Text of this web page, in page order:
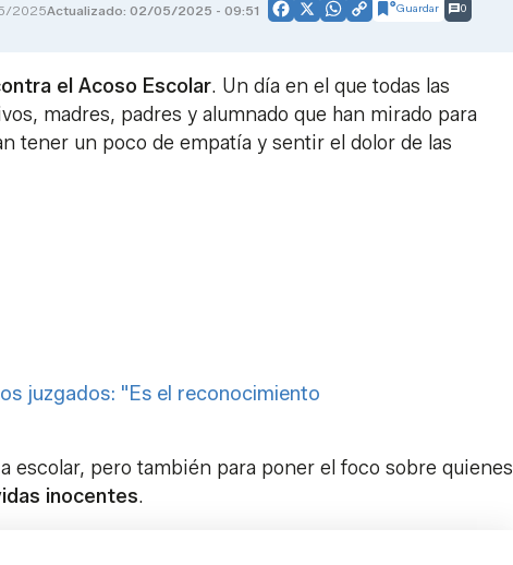
2025Actualizado: 02/05/2025 - 09:51 Facebook
X WhatsApp
CopyGuardar 0
el Acoso Escolar. Un día en el que todas las
madres, padres y alumnado que han mirado para
tener un poco de empatía y sentir el dolor de las
juzgados: "Es el reconocimiento
escolar, pero también para poner el foco sobre quienes
inocentes.